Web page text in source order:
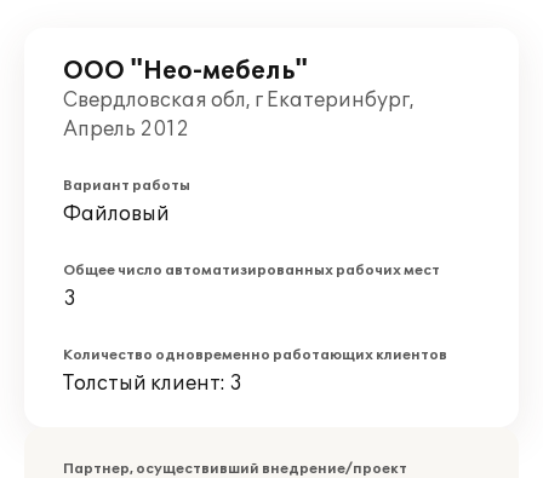
ООО "Нео-мебель"
Свердловская обл, г Екатеринбург,
Апрель 2012
Вариант работы
Файловый
Общее число автоматизированных рабочих мест
3
Количество одновременно работающих клиентов
Толстый клиент: 3
Партнер, осуществивший внедрение/проект